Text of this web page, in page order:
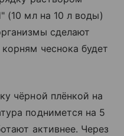
(10 мл на 10 л воды)
сделают
чеснока будет
чёрной плёнкой на
поднимется на 5
активнее. Через